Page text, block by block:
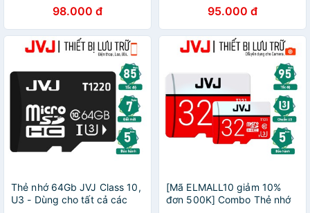
ảnh,... tốc độ cao 95Mb-
140Mb/s
98.000 đ
Máy ảnh,... tốc độ cao
95Mb-140Mb/s
95.000 đ
Thẻ nhớ 64Gb JVJ Class 10,
U3 - Dùng cho tất cả các
[Mã ELMALL10 giảm 10%
đơn 500K] Combo Thẻ nhớ